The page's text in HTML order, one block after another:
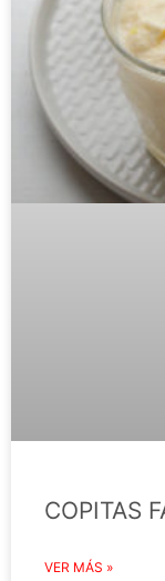
COPITAS
VER MÁS »